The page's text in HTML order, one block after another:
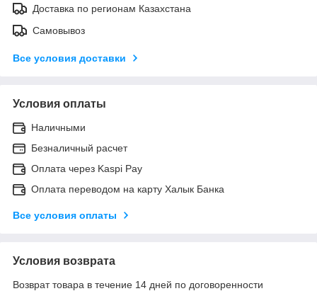
Доставка по регионам Казахстана
Самовывоз
Все условия доставки
Условия оплаты
Наличными
Безналичный расчет
Оплата через Kaspi Pay
Оплата переводом на карту Халык Банка
Все условия оплаты
Условия возврата
Возврат товара в течение 14 дней по договоренности